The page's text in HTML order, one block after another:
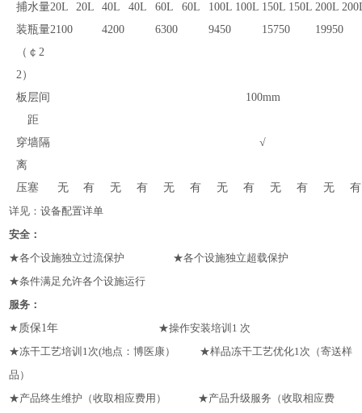
捕水量20L 20L 40L 40L 60L 60L 100L 100L 150L 150L 200L
装瓶量
（￠2
2）
2100 4200 6300 9450 15750 19950
板层间
距
100mm
穿墙隔
离
√
压塞 无 有 无 有 无 有 无 有 无 有 无
有
详见：设备配置详单
安全：
★各个设施独立过流保护 ★各个设施独立超载保护
★条件满足允许各个设施运行
服务：
★质保1年 ★操作安装培训1 次
★冻干工艺培训1次(地点：博医康） ★样品冻干工艺优化1次（寄送样
品）
★产品终生维护（收取相应费用） ★产品升级服务（收取相应费